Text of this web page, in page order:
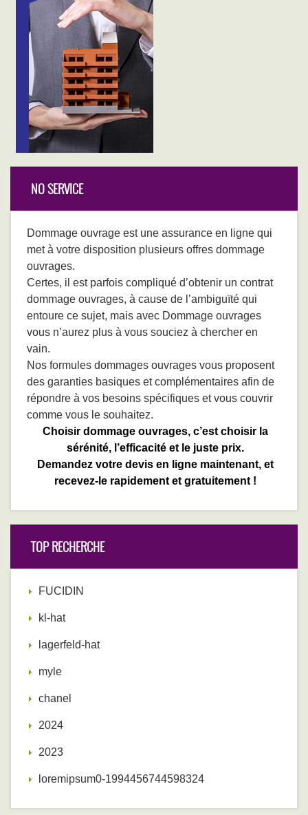
NO SERVICE
Dommage ouvrage est une assurance en ligne qui
met à votre disposition plusieurs offres dommage
ouvrages.
Certes, il est parfois compliqué d’obtenir un contrat
dommage ouvrages, à cause de l’ambiguïté qui
entoure ce sujet, mais avec Dommage ouvrages
vous n’aurez plus à vous souciez à chercher en
vain.
Nos formules dommages ouvrages vous proposent
des garanties basiques et complémentaires afin de
répondre à vos besoins spécifiques et vous couvrir
comme vous le souhaitez.
Choisir dommage ouvrages, c’est choisir la
sérénité, l’efficacité et le juste prix.
Demandez votre devis en ligne maintenant, et
recevez-le rapidement et gratuitement !
TOP RECHERCHE
FUCIDIN
kl-hat
lagerfeld-hat
myle
chanel
2024
2023
loremipsum0-1994456744598324